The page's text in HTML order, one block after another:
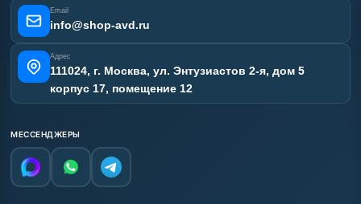
Карта сайта
Email
info@shop-avd.ru
Адрес
111024, г. Москва, ул. Энтузиастов 2-я, дом 5
корпус 17, помещение 12
МЕССЕНДЖЕРЫ